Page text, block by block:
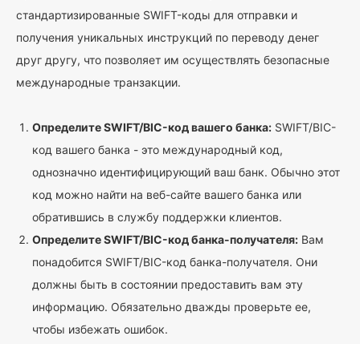
стандартизированные SWIFT-коды для отправки и
получения уникальных инструкций по переводу денег
друг другу, что позволяет им осуществлять безопасные
международные транзакции.
Определите SWIFT/BIC-код вашего банка: SWIFT/BIC-
код вашего банка - это международный код,
однозначно идентифицирующий ваш банк. Обычно этот
код можно найти на веб-сайте вашего банка или
обратившись в службу поддержки клиентов.
Определите SWIFT/BIC-код банка-получателя: Вам
понадобится SWIFT/BIC-код банка-получателя. Они
должны быть в состоянии предоставить вам эту
информацию. Обязательно дважды проверьте ее,
чтобы избежать ошибок.